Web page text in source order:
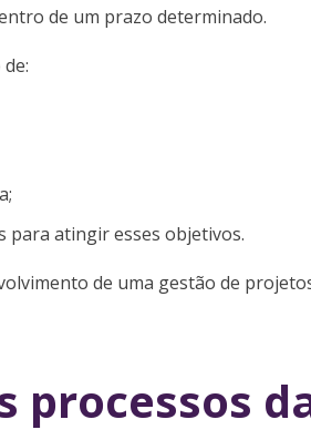
de um prazo determinado.
para atingir esses objetivos.
de uma gestão de
processos